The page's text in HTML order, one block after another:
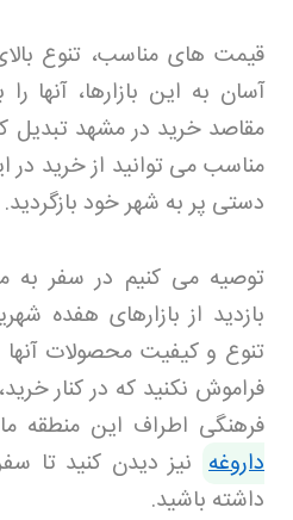
قیمت های مناسب، تنوع
آسان به این بازارها، آنها
مقاصد خرید در مشهد تبدیل
مناسب می توانید از خرید در
دستی پر به شهر خود بازگردید.
توصیه می کنیم در سفر به
بازدید از بازارهای هفده
تنوع و کیفیت محصولات
فراموش نکنید که در کنار
فرهنگی اطراف این منطقه
داروغه نیز دیدن کنید تا
داشته باشید.